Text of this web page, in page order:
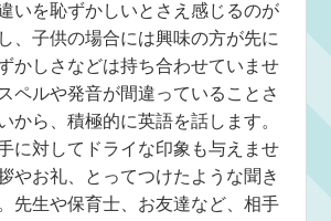
いを恥ずかしいとさえ感じるのが
、子供の場合には興味の方が先に
かしさなどは持ち合わせていませ
ペルや発音が間違っていることさ
から、積極的に英語を話します。
に対してドライな印象も与えませ
やお礼、とってつけたような聞き
先生や保育士、お友達など、相手